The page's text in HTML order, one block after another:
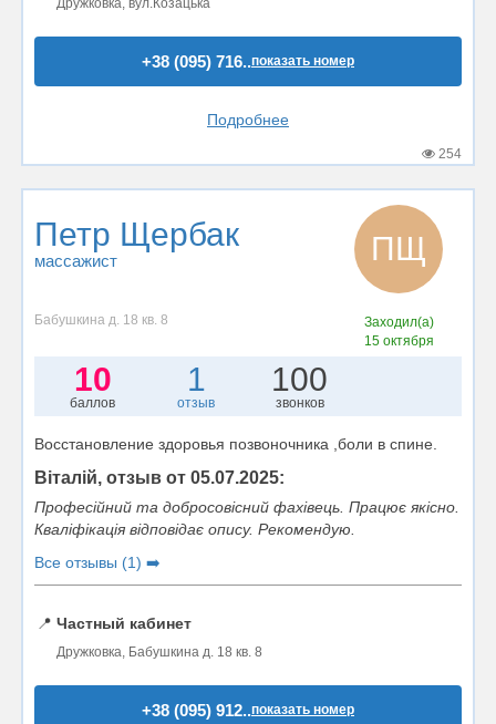
Дружковка, вул.Козацька
+38 (095) 716..показать номер
Подробнее
254
Петр Щербак
массажист ПЩ
Бабушкина д. 18 кв. 8
Заходил(а)
15 октября
10
баллов
1
отзыв
100
звонков
Восстановление здоровья позвоночника ,боли в спине.
Віталій, отзыв от 05.07.2025:
Професійний та добросовісний фахівець. Працює якісно.
Кваліфікація відповідає опису. Рекомендую.
Все отзывы (1) ➡️
📍 Частный кабинет
Дружковка, Бабушкина д. 18 кв. 8
+38 (095) 912..показать номер